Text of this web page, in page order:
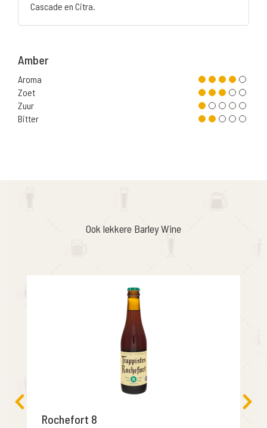
Cascade en Citra.
Amber
Aroma
Zoet
Zuur
Bitter
Ook lekkere Barley Wine
Rochefort 8